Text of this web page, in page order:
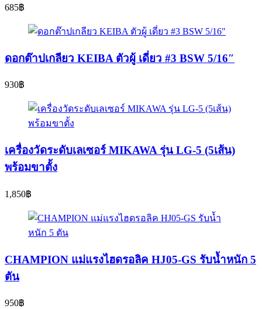
685฿
ดอกต๊าปเกลียว KEIBA ตัวผู้ เดี่ยว #3 BSW 5/16″
930฿
เครื่องวัดระดับเลเซอร์ MIKAWA รุ่น LG-5 (5เส้น)
พร้อมขาตั้ง
1,850฿
CHAMPION แม่แรงไฮดรอลิค HJ05-GS รับน้ำหนัก 5
ตัน
950฿